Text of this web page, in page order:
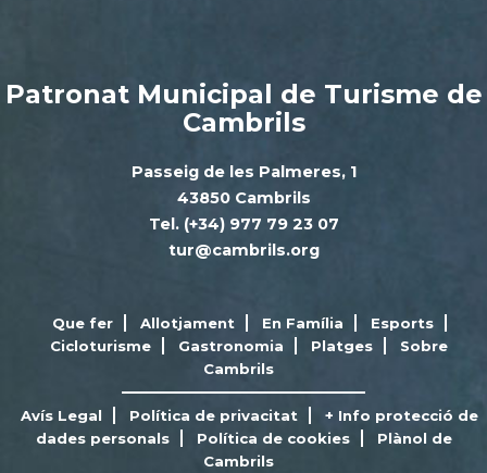
Patronat Municipal de Turisme de
Cambrils
Passeig de les Palmeres, 1
43850 Cambrils
Tel. (+34) 977 79 23 07
tur@cambrils.org
Que fer Allotjament En Família
Esports
Cicloturisme
Gastronomia Platges
Sobre
Cambrils
Avís Legal Política de privacitat
+ Info protecció de
dades personals
Política de cookies
Plànol de
Cambrils